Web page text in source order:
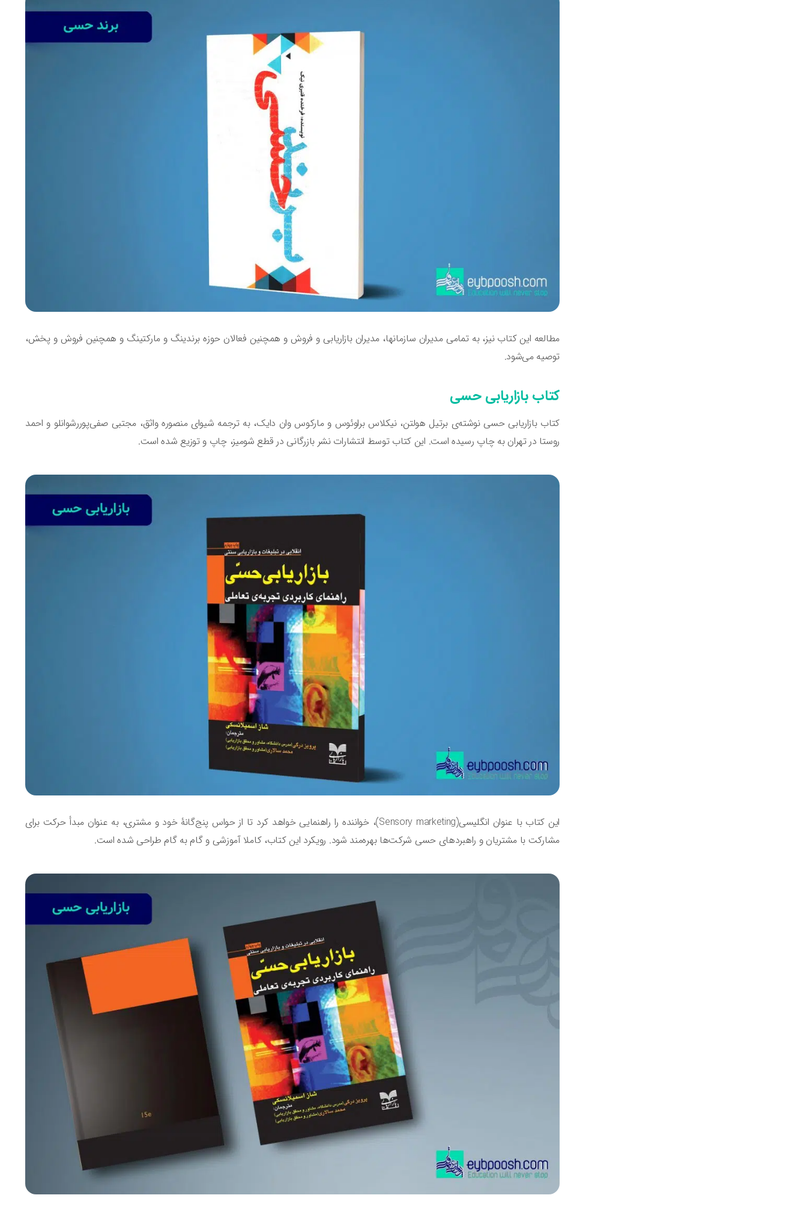
مطالعه این کتاب نیز، به تمامی مدیران سازمانها، مدیران بازاریابی و فروش و همچنین فعالان حوزه برندینگ و مارکتینگ و همچنین فروش و پخش،
توصیه می‌شود.
کتاب بازاریابی حسی
کتاب بازاریابی حسی نوشته‌ی برتیل هولتن، نیکلاس براوئوس و مارکوس وان دایک، به ترجمه شیوای منصوره واثق، مجتبی صفی‌پوررشوانلو و احمد
روستا در تهران به چاپ رسیده است. این کتاب توسط انتشارات نشر بازرگانی در قطع شومیز، چاپ و توزیع شده است.
این کتاب با عنوان انگلیسی(Sensory marketing)، خواننده را راهنمایی خواهد کرد تا از حواس پنج‌گانۀ خود و مشتری، به‌ عنوان مبدأ حرکت برای
مشارکت با مشتریان و راهبرد‌های حسی شرکت‌ها بهره‌‌مند شود. رویکرد این کتاب، کاملا آموزشی و گام به گام طراحی شده است.